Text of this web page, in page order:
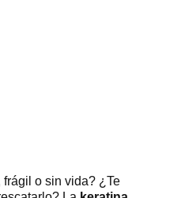
o sin vida? ¿Te